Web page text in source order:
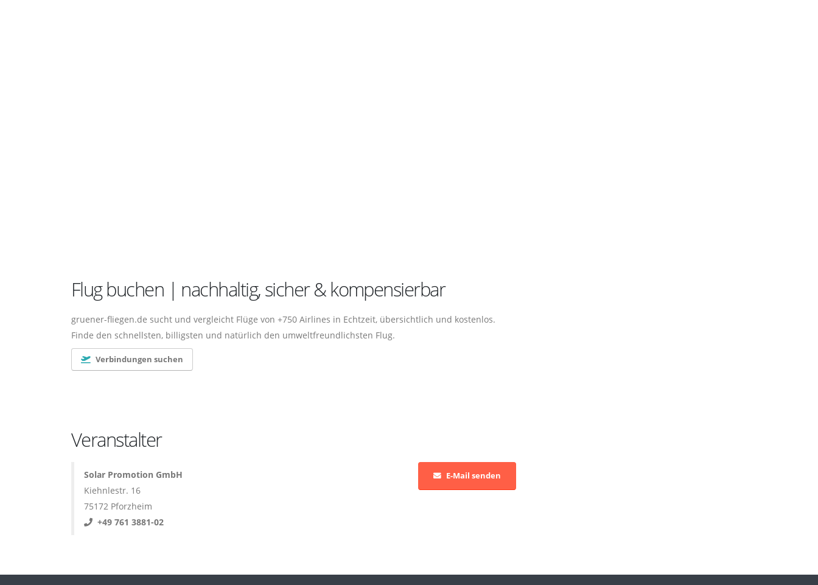
Flug buchen | nachhaltig, sicher & kompensierbar
gruener-fliegen.de sucht und vergleicht Flüge von +750 Airlines in Echtzeit, übersichtlich und kostenlos.
Finde den schnellsten, billigsten und natürlich den umweltfreundlichsten Flug.
Verbindungen suchen
Veranstalter
Solar Promotion GmbH
Kiehnlestr. 16
75172 Pforzheim
+49 761 3881-02
E-Mail senden